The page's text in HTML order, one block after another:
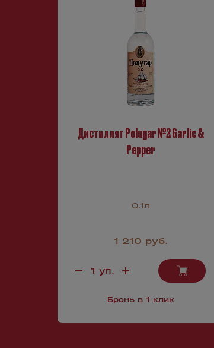
Дистиллят Polugar №2 Garlic &
Pepper
0.1л
1 210 руб.
Бронь в 1 клик